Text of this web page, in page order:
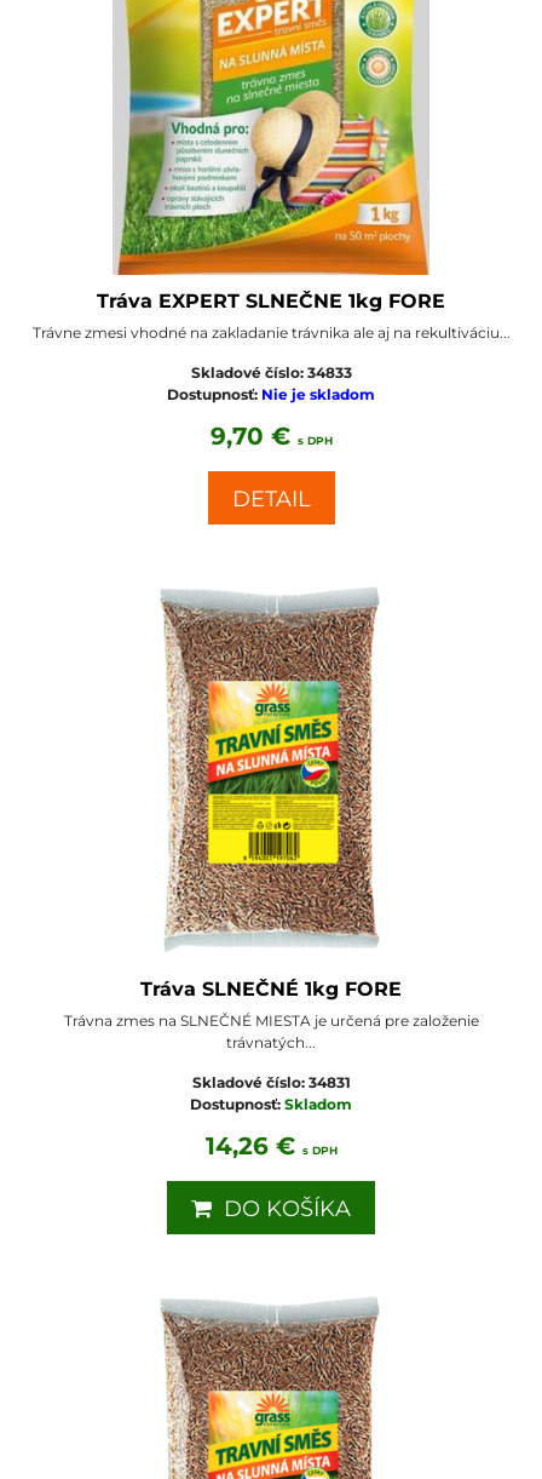
Tráva EXPERT SLNEČNE 1kg FORE
Trávne zmesi vhodné na zakladanie trávnika ale aj na rekultiváciu...
Skladové číslo: 34833
Dostupnosť: Nie je skladom
9,70 € s DPH
DETAIL
Tráva SLNEČNÉ 1kg FORE
Trávna zmes na SLNEČNÉ MIESTA je určená pre založenie
trávnatých...
Skladové číslo: 34831
Dostupnosť: Skladom
14,26 € s DPH
DO KOŠÍKA